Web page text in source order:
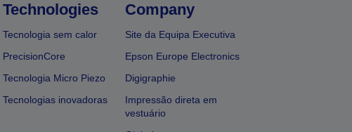
Technologies
Tecnologia sem calor
PrecisionCore
Tecnologia Micro Piezo
Tecnologias inovadoras
Company
Site da Equipa Executiva
Epson Europe Electronics
Digigraphie
Impressão direta em
vestuário